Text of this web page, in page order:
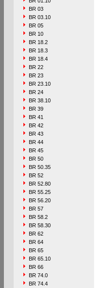
BR 03
BR 03.10
BR 05
BR 10
BR 18.2
BR 18.3
BR 18.4
BR 22
BR 23
BR 23.10
BR 24
BR 38.10
BR 39
BR 41
BR 42
BR 43
BR 44
BR 45
BR 50
BR 50.35
BR 52
BR 52.80
BR 55.25
BR 56.20
BR 57
BR 58.2
BR 58.30
BR 62
BR 64
BR 65
BR 65.10
BR 66
BR 74.0
BR 74.4